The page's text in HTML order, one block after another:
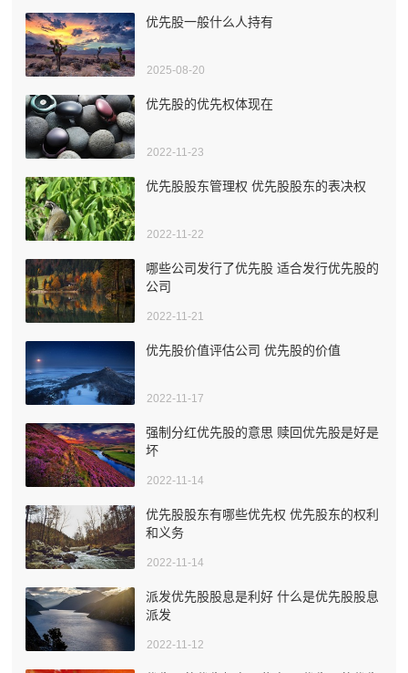
优先股一般什么人持有
2025-08-20
优先股的优先权体现在
2022-11-23
优先股股东管理权 优先股股东的表决权
2022-11-22
哪些公司发行了优先股 适合发行优先股的
公司
2022-11-21
优先股价值评估公司 优先股的价值
2022-11-17
强制分红优先股的意思 赎回优先股是好是
坏
2022-11-14
优先股股东有哪些优先权 优先股东的权利
和义务
2022-11-14
派发优先股股息是利好 什么是优先股股息
派发
2022-11-12